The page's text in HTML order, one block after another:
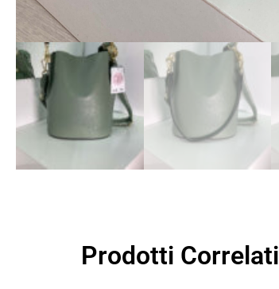
Prodotti Correlati